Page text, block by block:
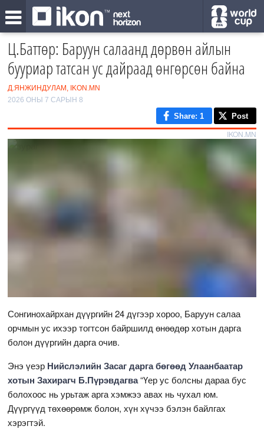
Ц.Баттөр: Баруун салаанд дөрвөн айлын
бууриар татсан ус дайраад өнгөрсөн байна
Д.ЯНЖИНДУЛАМ, IKON.MN
2026 ОНЫ 7 САРЫН 8
Share: 1 Post
IKON.MN
Сонгинохайрхан дүүргийн 24 дүгээр хороо, Баруун салаа
орчмын ус ихээр тогтсон байршилд өнөөдөр хотын дарга
болон дүүргийн дарга очив.
Энэ үеэр Нийслэлийн Засаг дарга бөгөөд Улаанбаатар
хотын Захирагч Б.Пүрэвдагва“Үер ус болсны дараа бус
болохоос нь урьтаж арга хэмжээ авах нь чухал юм.
Дүүргүүд төхөөрөмж болон, хүн хүчээ бэлэн байлгах
хэрэгтэй.